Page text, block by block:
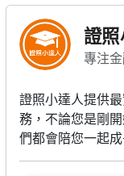
證
專注
證照小達人提供
務，不論您是剛
們都會陪您一起成